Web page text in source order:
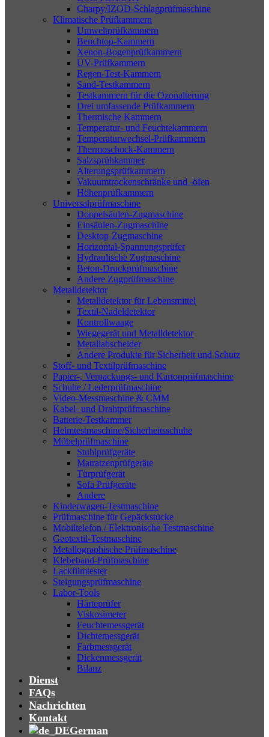
Charpy/IZOD-Schlagprüfmaschine
Klimatische Prüfkammern
Umweltprüfkammern
Benchtop-Kammern
Xenon-Bogenprüfkammern
UV-Prüfkammern
Regen-Test-Kammern
Sand-Testkammern
Testkammern für die Ozonalterung
Drei umfassende Prüfkammern
Thermische Kammern
Temperatur- und Feuchtekammern
Temperaturwechsel-Prüfkammern
Thermoschock-Kammern
Salzsprühkammer
Alterungsprüfkammern
Vakuumtrockenschränke und -öfen
Höhenprüfkammern
Universalprüfmaschine
Doppelsäulen-Zugmaschine
Einsäulen-Zugmaschine
Desktop-Zugmaschine
Horizontal-Spannungsprüfer
Hydraulische Zugmaschine
Beton-Druckprüfmaschine
Andere Zugprüfmaschine
Metalldetektor
Metalldetektor für Lebensmittel
Textil-Nadeldetektor
Kontrollwaage
Wiegegerät und Metalldetektor
Metallabscheider
Andere Produkte für Sicherheit und Schutz
Stoff- und Textilprüfmaschine
Papier-, Verpackungs- und Kartonprüfmaschine
Schuhe / Lederprüfmaschine
Video-Messmaschine & CMM
Kabel- und Drahtprüfmaschine
Batterie-Testkammer
Helmtestmaschine/Sicherheitsschuhe
Möbelprüfmaschine
Stuhlprüfgeräte
Matratzenprüfgeräte
Türprüfgerät
Sofa Prüfgeräte
Andere
Kinderwagen-Testmaschine
Prüfmaschine für Gepäckstücke
Mobiltelefon / Elektronische Testmaschine
Geotextil-Testmaschine
Metallographische Prüfmaschine
Klebeband-Prüfmaschine
Lackfilmtester
Steigungsprüfmaschine
Labor-Tools
Härteprüfer
Viskosimeter
Feuchtemessgerät
Dichtemessgerät
Farbmessgerät
Dickenmessgerät
Bilanz
Dienst
FAQs
Nachrichten
Kontakt
German